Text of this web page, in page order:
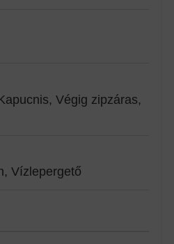
Végig zipzáras,
Vízlepergető